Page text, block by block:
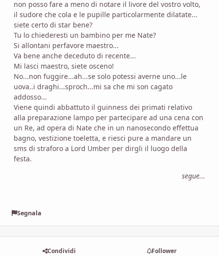
non posso fare a meno di notare il livore del vostro volto,
il sudore che cola e le pupille particolarmente dilatate...
siete certo di star bene?
Tu lo chiederesti un bambino per me Nate?
Si allontani perfavore maestro...
Va bene anche deceduto di recente...
Mi lasci maestro, siete osceno!
No...non fuggire...ah...se solo potessi averne uno...le
uova..i draghi...sproch...mi sa che mi son cagato
addosso...
Viene quindi abbattuto il guinness dei primati relativo
alla preparazione lampo per partecipare ad una cena con
un Re, ad opera di Nate che in un nanosecondo effettua
bagno, vestizione toeletta, e riesci pure a mandare un
sms di straforo a Lord Umber per dirgli il luogo della
festa.
segue...
Segnala
Condividi Follower